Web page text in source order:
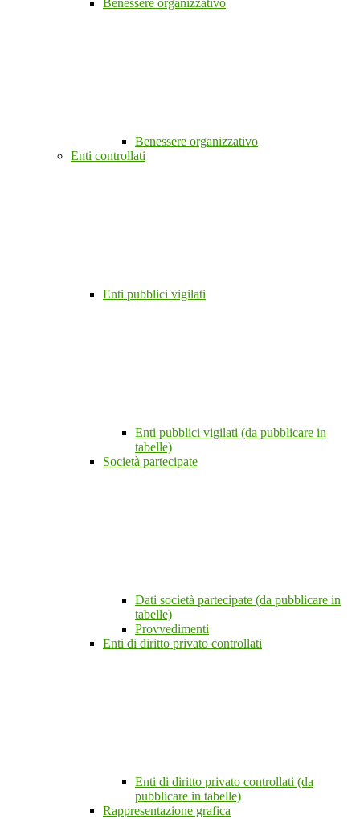
Benessere organizzativo
Benessere organizzativo
Enti controllati
Enti pubblici vigilati
Enti pubblici vigilati (da pubblicare in
tabelle)
Società partecipate
Dati società partecipate (da pubblicare in
tabelle)
Provvedimenti
Enti di diritto privato controllati
Enti di diritto privato controllati (da
pubblicare in tabelle)
Rappresentazione grafica